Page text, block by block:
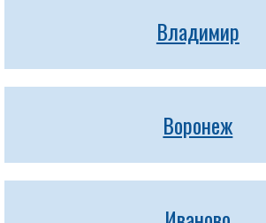
Владимир
Воронеж